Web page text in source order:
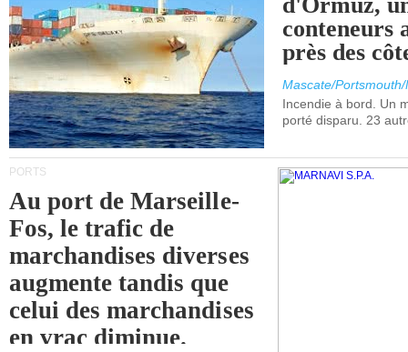
conteneurs
près des
Mascate/
Incendie à bord. Un
porté disparu. 23
PORTS
Au port de Marseille-
Fos, le trafic de
marchandises diverses
augmente tandis que
celui des marchandises
en vrac diminue.